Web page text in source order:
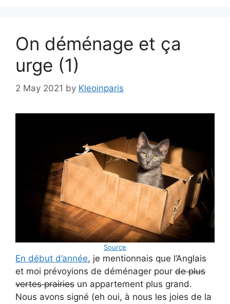
On déménage et ça
urge (1)
2 May 2021 by Kleoinparis
Source
En début d’année, je mentionnais que l’Anglais
et moi prévoyions de déménager pour de plus
vertes prairies un appartement plus grand.
Nous avons signé (eh oui, à nous les joies de la